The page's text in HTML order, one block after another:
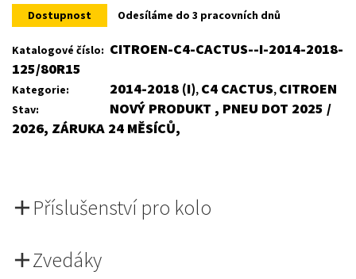
was:
4
is:
3
Dostupnost Odesíláme do 3 pracovních dnů
Katalogové číslo: CITROEN-C4-CACTUS--I-2014-2018-
125/80R15
Kategorie: 2014-2018 (I), C4 CACTUS, CITROEN
Stav:
NOVÝ PRODUKT , PNEU DOT 2025 /
2026, ZÁRUKA 24 MĚSÍCŮ,
Příslušenství pro kolo
Zvedáky